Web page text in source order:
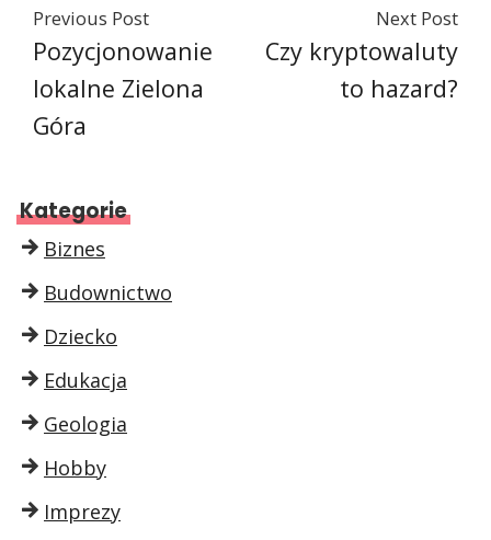
Previous Post
Pozycjonowanie
lokalne Zielona
Góra
Next Post
Czy kryptowaluty
to hazard?
Kategorie
Biznes
Budownictwo
Dziecko
Edukacja
Geologia
Hobby
Imprezy